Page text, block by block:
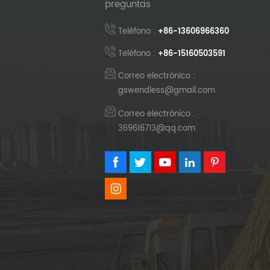
preguntas
Teléfono : +86-13606966360
Teléfono : +86-15160503591
Correo electrónico :
gswendless@gmail.com
Correo electrónico :
369616713@qq.com